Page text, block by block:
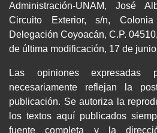
Administración-UNAM, José
Circuito Exterior, s/n, Colonia
Delegación Coyoacán, C.P.
de última modificación, 17 de
Las opiniones
necesariamente reflejan la
publicación. Se autoriza la
los textos aquí publicados
fuente completa y la